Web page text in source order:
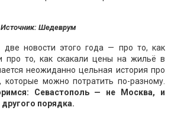
Источник: Шедеврум
две новости этого года — про то, как
про то, как скакали цены на жильё в
неожиданно цельная история про
можно потратить по-разному.
Севастополь — не Москва, и
порядка.